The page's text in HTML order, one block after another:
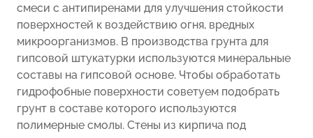
смеси с антипиренами для улучшения стойкости
поверхностей к воздействию огня, вредных
микроорганизмов. В производства грунта для
гипсовой штукатурки используются минеральные
составы на гипсовой основе. Чтобы обработать
гидрофобные поверхности советуем подобрать
грунт в составе которого используются
полимерные смолы. Стены из кирпича под